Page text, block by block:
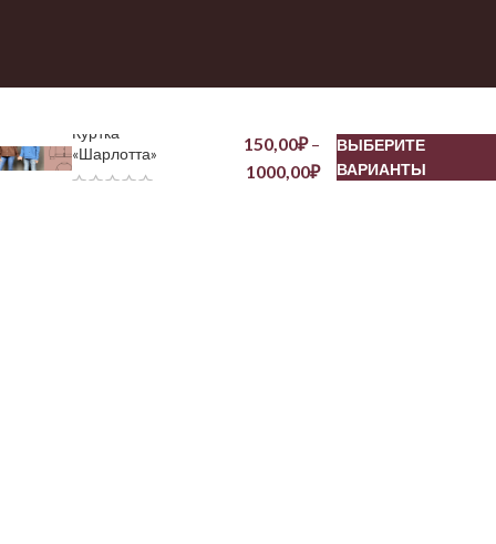
Куртка
«Шарлотта»
150,00₽ –
1000,00₽
ВЫБЕРИТЕ
ВАРИАНТЫ